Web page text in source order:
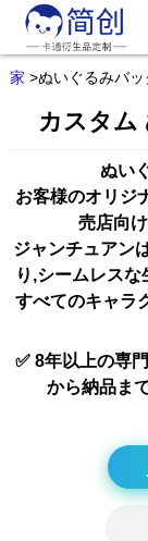
家 >ぬいぐるみバッ
カスタム
ぬい
お客様のオリジ
売店向
ジャンチュアン
り,シームレス
すべてのキャラ
✅ 8年以上の専
から納品ま